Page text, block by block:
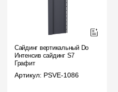
Сайдинг вертикальный Docke
Интенсив сайдинг S7
Графит
Артикул: PSVE-1086